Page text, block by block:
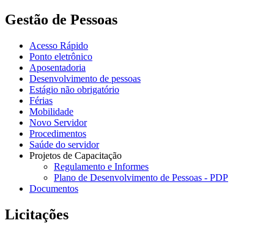
Gestão de Pessoas
Acesso Rápido
Ponto eletrônico
Aposentadoria
Desenvolvimento de pessoas
Estágio não obrigatório
Férias
Mobilidade
Novo Servidor
Procedimentos
Saúde do servidor
Projetos de Capacitação
Regulamento e Informes
Plano de Desenvolvimento de Pessoas - PDP
Documentos
Licitações